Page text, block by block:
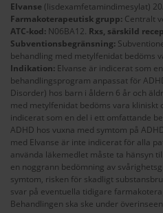
Elvanse (lisdexamfetamindimesylat)
Farmakoterapeutisk grupp: Centralt
ATC-kod: N06BA12. Rxs, särskild
Subventionsbegränsning:
behandling med metylfenidat bedöms
Indikation: Elvanse är indicerat som
behandlingsprogram anpassat för
Disorder) hos barn i åldern 6 år och
med metylfenidat bedöms vara kliniskt
indicerat som en del i ett omfattande
ADHD hos vuxna med symtom på
med Elvanse är inte indicerat för alla
använda läkemedlet måste ta hänsyn
en noggrann bedömning av
symtom, risken för skadligt
svar på eventuella tidigare
Behandlingen ska ske under